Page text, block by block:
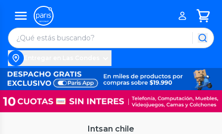
Intsan chile